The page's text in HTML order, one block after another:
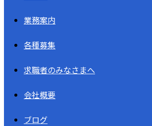
業務案内
各種募集
求職者のみなさまへ
会社概要
ブログ